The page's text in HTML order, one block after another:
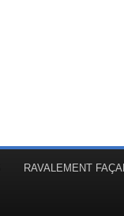
RAVALEMENT